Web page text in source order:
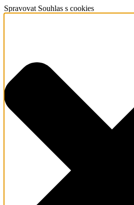
Spravovat Souhlas s cookies